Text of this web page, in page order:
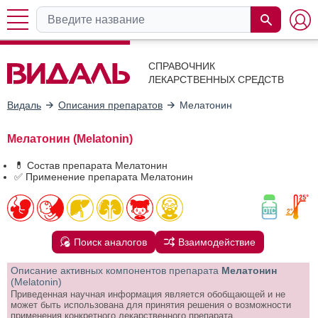
СПРАВОЧНИК
ЛЕКАРСТВЕННЫХ СРЕДСТВ
Видаль Описания препаратов Мелатонин
Мелатонин (Melatonin)
💊 Состав препарата Мелатонин
✅ Применение препарата Мелатонин
Поиск аналогов Взаимодействие
Описание активных компонентов препарата Мелатонин
(Melatonin)
Приведенная научная информация является обобщающей и не
может быть использована для принятия решения о возможности
применения конкретного лекарственного препарата.